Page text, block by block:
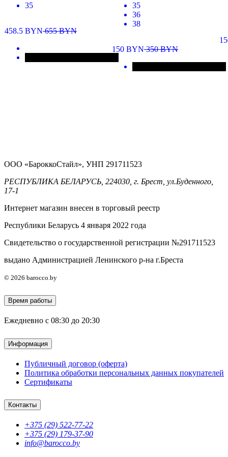
35
458.5 BYN655BYN
35
36
38
150 BYN350BYN
ООО «БароккоСтайл», УНП 291711523
РЕСПУБЛИКА БЕЛАРУСЬ, 224030, г. Брест, ул.Буденного,
17-1
Интернет магазин внесен в торговый реестр
Республики Беларусь 4 января 2022 года
Свидетельство о государственной регистрации №291711523
выдано Администрацией Ленинского р-на г.Бреста
© 2026 barocco.by
Время работы
Ежедневно с 08:30 до 20:30
Информация
Публичный договор (оферта)
Политика обработки персональных данных покупателей
Сертификаты
Контакты
+375 (29) 522-77-22
+375 (29) 179-37-90
info@barocco.by